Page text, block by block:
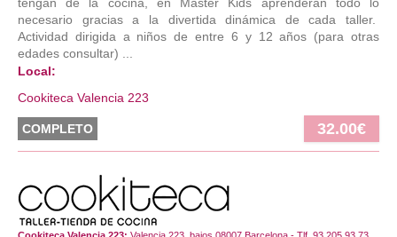
necesario gracias a la divertida dinámica de cada taller.
Actividad dirigida a niños de entre 6 y 12 años (para otras
edades consultar) ...
Local:
Cookiteca Valencia 223
COMPLETO 32.00€